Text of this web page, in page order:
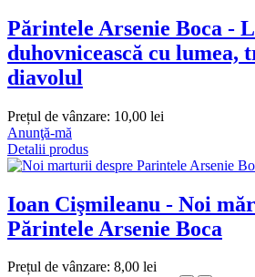
Părintele Arsenie Boca -
duhovnicească cu lumea,
diavolul
Prețul de vânzare: 10,00 lei
Anunţă-mă
Detalii produs
Ioan Cişmileanu - Noi
Părintele Arsenie Boca
Prețul de vânzare: 8,00 lei